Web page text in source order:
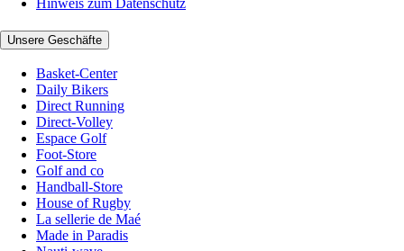
Hinweis zum Datenschutz
Unsere Geschäfte
Basket-Center
Daily Bikers
Direct Running
Direct-Volley
Espace Golf
Foot-Store
Golf and co
Handball-Store
House of Rugby
La sellerie de Maé
Made in Paradis